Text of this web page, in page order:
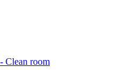
Clean room